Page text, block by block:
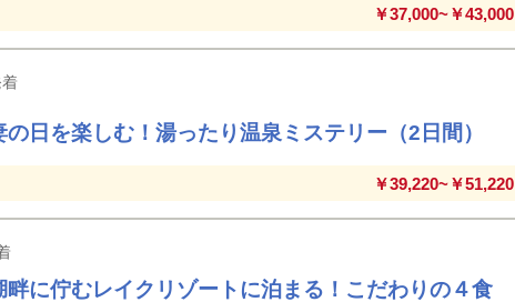
￥37,000~￥43,000
日を楽しむ！湯ったり温泉ミステリー（2日間）
￥39,220~￥51,220
畔に佇むレイクリゾートに泊まる！こだわりの４食